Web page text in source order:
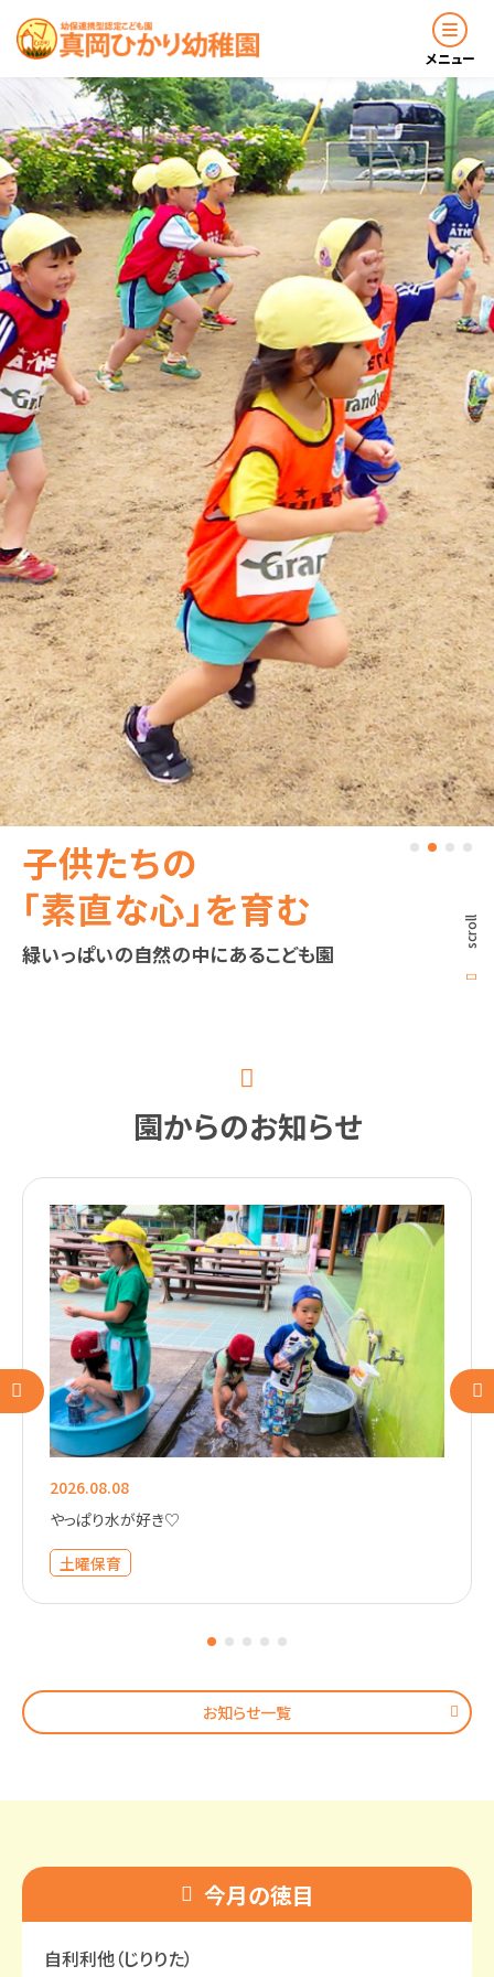
メニュー
お知らせ
園について
園の生活
入園のご案内
子育て支援
求人情報
各種書式
ダウンロード
保護者向け情報
〒321-4345 栃木県真岡市寺内75
Tel：0285-82-3982
お問い合わせ
子供たちの
「素直な心」を育む
緑いっぱいの自然の中にあるこども園
scroll
園からのお知らせ
お知らせ一覧
2026.08.08
やっぱり水が好き♡
土曜保育
今月の徳目
自利利他（じりりた）